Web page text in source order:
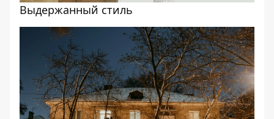
Выдержанный стиль